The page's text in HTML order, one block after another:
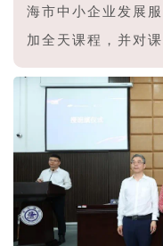
海市中小企业发展
加全天课程，并对